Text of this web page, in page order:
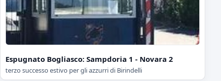
Espugnato Bogliasco: Sampdoria 1 - Novara 2
terzo successo estivo per gli azzurri di Birindelli